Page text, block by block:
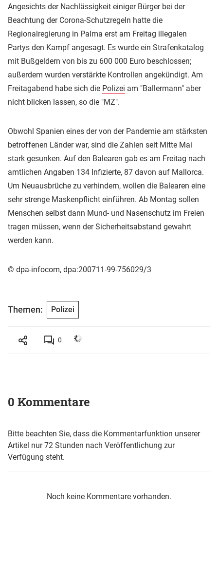
Angesichts der Nachlässigkeit einiger Bürger bei der
Beachtung der Corona-Schutzregeln hatte die
Regionalregierung in Palma erst am Freitag illegalen
Partys den Kampf angesagt. Es wurde ein Strafenkatalog
mit Bußgeldern von bis zu 600 000 Euro beschlossen;
außerdem wurden verstärkte Kontrollen angekündigt. Am
Freitagabend habe sich die Polizei am "Ballermann" aber
nicht blicken lassen, so die "MZ".
Obwohl Spanien eines der von der Pandemie am stärksten
betroffenen Länder war, sind die Zahlen seit Mitte Mai
stark gesunken. Auf den Balearen gab es am Freitag nach
amtlichen Angaben 134 Infizierte, 87 davon auf Mallorca.
Um Neuausbrüche zu verhindern, wollen die Balearen eine
sehr strenge Maskenpflicht einführen. Ab Montag sollen
Menschen selbst dann Mund- und Nasenschutz im Freien
tragen müssen, wenn der Sicherheitsabstand gewahrt
werden kann.
© dpa-infocom, dpa:200711-99-756029/3
Themen: Polizei
0
0 Kommentare
Bitte beachten Sie, dass die Kommentarfunktion unserer
Artikel nur 72 Stunden nach Veröffentlichung zur
Verfügung steht.
Noch keine Kommentare vorhanden.